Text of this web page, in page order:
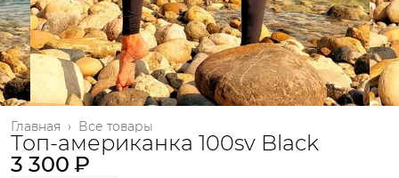
Все товары
Главная ›
Топ-американка 100sv Black
3 300 ₽